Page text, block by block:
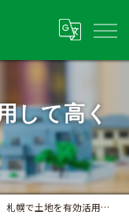
して高く
札幌で土地を有効活用して高く売る方法